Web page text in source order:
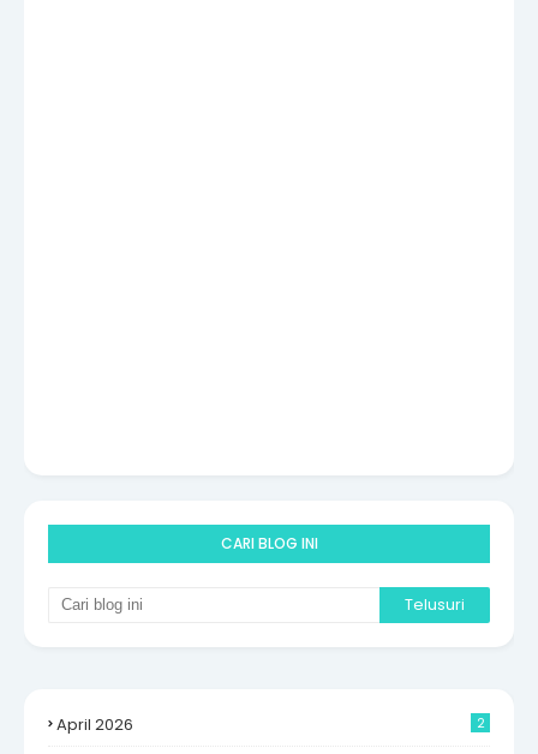
CARI BLOG INI
April 2026 2